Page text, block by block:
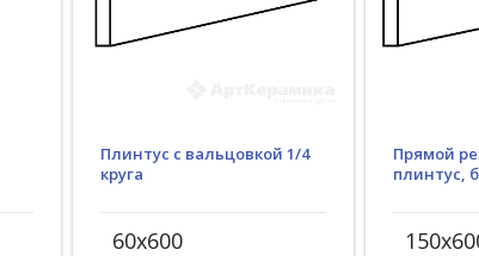
Плинтус с вальцовкой 1/4
круга
60x600
Прямой
плинтус,